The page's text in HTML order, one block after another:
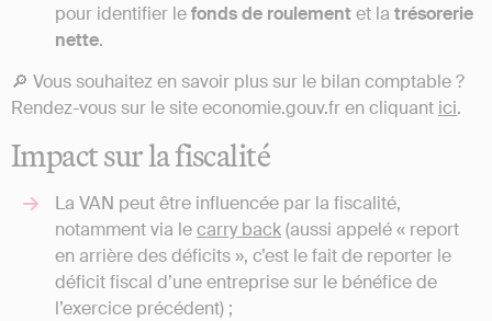
pour identifier lefonds de roulementet la trésorerie
nette.
🔎 Vous souhaitez en savoir plus sur le bilan comptable ?
Rendez-vous sur le site economie.gouv.fr en cliquant ici.
Impact sur la fiscalité
La VAN peut être influencée par la fiscalité,
notamment via lecarry back(aussi appelé « report
en arrière des déficits », c’est le fait de reporter le
déficit fiscal d’une entreprise sur le bénéfice de
l’exercice précédent) ;